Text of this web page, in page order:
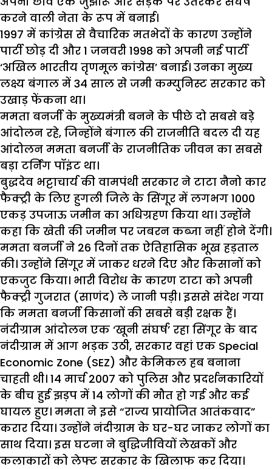
करने वाली नेता के रूप में बनाई।
1997 में कांग्रेस से वैचारिक मतभेदों के कारण उन्होंने
पार्टी छोड़ दी और 1 जनवरी 1998 को अपनी नई पार्टी
‘अखिल भारतीय तृणमूल कांग्रेस’ बनाई। उनका मुख्य
लक्ष्य बंगाल में 34 साल से जमी कम्युनिस्ट सरकार को
उखाड़ फेंकना था।
ममता बनर्जी के मुख्यमंत्री बनने के पीछे दो सबसे बड़े
आंदोलन रहे, जिन्होंने बंगाल की राजनीति बदल दी यह
आंदोलन ममता बनर्जी के राजनीतिक जीवन का सबसे
बड़ा टर्निंग पॉइंट था।
बुद्धदेव भट्टाचार्य की वामपंथी सरकार ने टाटा नैनो कार
फैक्ट्री के लिए हुगली जिले के सिंगूर में लगभग 1000
एकड़ उपजाऊ जमीन का अधिग्रहण किया था। उन्होंने
कहा कि खेती की जमीन पर जबरन कब्जा नहीं होने देंगी।
ममता बनर्जी ने 26 दिनों तक ऐतिहासिक भूख हड़ताल
की। उन्होंने सिंगूर में जाकर धरने दिए और किसानों को
एकजुट किया। भारी विरोध के कारण टाटा को अपनी
फैक्ट्री गुजरात (साणंद) ले जानी पड़ी। इससे संदेश गया
कि ममता बनर्जी किसानों की सबसे बड़ी रक्षक हैं।
नंदीग्राम आंदोलन एक ‘खूनी संघर्ष’ रहा सिंगूर के बाद
नंदीग्राम में आग भड़क उठी, सरकार वहां एक Special
Economic Zone (SEZ) और केमिकल हब बनाना
चाहती थी। 14 मार्च 2007 को पुलिस और प्रदर्शनकारियों
के बीच हुई झड़प में 14 लोगों की मौत हो गई और कई
घायल हुए। ममता ने इसे “राज्य प्रायोजित आतंकवाद”
करार दिया। उन्होंने नंदीग्राम के घर-घर जाकर लोगों का
साथ दिया। इस घटना ने बुद्धिजीवियों लेखकों और
कलाकारों को लेफ्ट सरकार के खिलाफ कर दिया।